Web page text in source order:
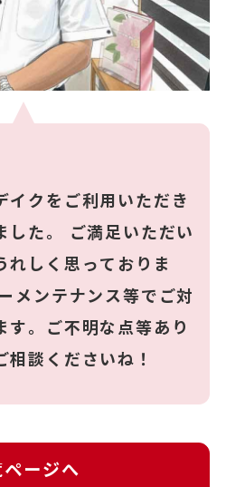
イクをご利用いただき
した。 ご満足いただい
れしく思っておりま
メンテナンス等でご対
す。ご不明な点等あり
談くださいね！
ページへ